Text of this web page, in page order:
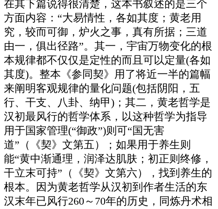
在其下篇说得很清楚，这本书叙述的是三个
方面内容：“大易情性，各如其度；黄老用
究，较而可御，炉火之事，真有所据；三道
由一，俱出径路”。其一，宇宙万物变化的根
本规律都不仅仅是定性的而且可以定量(各如
其度)。整本《参同契》用了将近一半的篇幅
来阐明客观规律的量化问题(包括阴阳，五
行、干支、八卦、纳甲)；其二，黄老哲学是
汉初最风行的哲学体系，以这种哲学为指导
用于国家管理(“御政”)则可“国无害
道”（《契》文第五）；如果用于养生则
能“黄中渐通理，润泽达肌肤；初正则终修，
干立末可持”（《契》文第六），找到养生的
根本。因为黄老哲学从汉初到作者生活的东
汉末年已风行260～70年的历史，同炼丹术相